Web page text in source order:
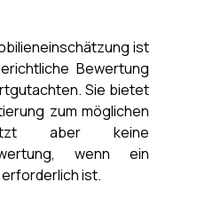
ist
Bewertung
Sie bietet
zum möglichen
aber keine
wenn ein
ist.